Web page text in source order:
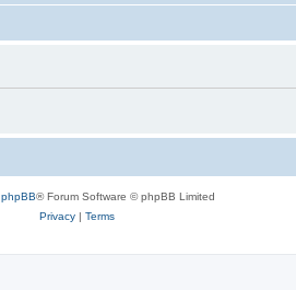
phpBB® Forum Software © phpBB Limited
Privacy| Terms